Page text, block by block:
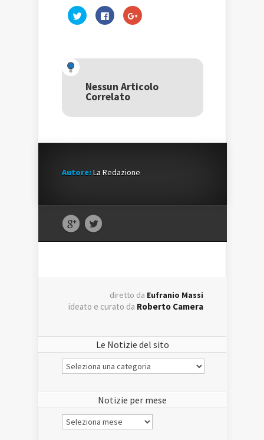
Fai
clic
una
nuova
finestra)
Fai
clic
nuova
finestra)
Fai
clic
una
nuova
Nessun Articolo
Correlato
Autore:La Redazione
diretto da Eufranio Massi
ideato e curato da Roberto Camera
Le Notizie del sito
Le
Notizie
Notizie per mese
Notizie
per